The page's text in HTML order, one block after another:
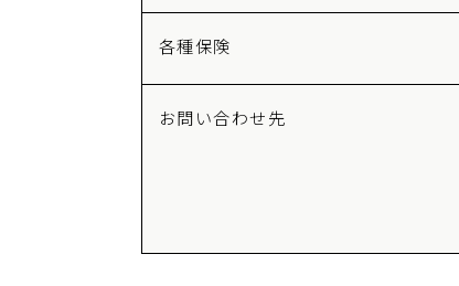
各種保険
お問い合わせ先